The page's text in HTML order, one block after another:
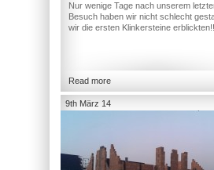
Nur wenige Tage nach unserem
Besuch haben wir nicht schlecht
wir die ersten Klinkersteine
Read more
9th März 14